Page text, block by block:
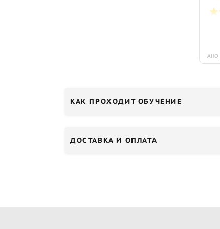
КАК ПРОХОДИТ ОБУЧЕНИЕ
ДОСТАВКА И ОПЛАТА